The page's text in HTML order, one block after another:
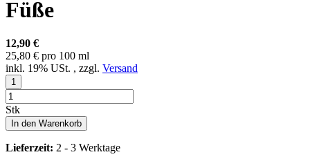
Füße
12,90 €
25,80 € pro 100 ml
inkl. 19% USt. , zzgl. Versand
Stk
In den Warenkorb
Lieferzeit: 2 - 3 Werktage